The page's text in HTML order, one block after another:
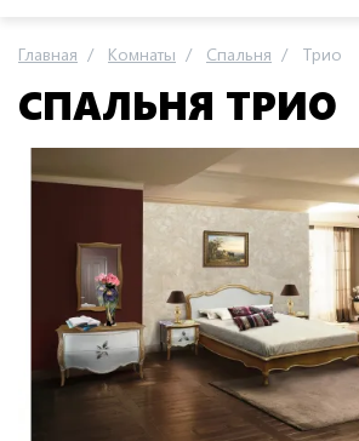
Главная Комнаты Спальня Трио
СПАЛЬНЯ ТРИО